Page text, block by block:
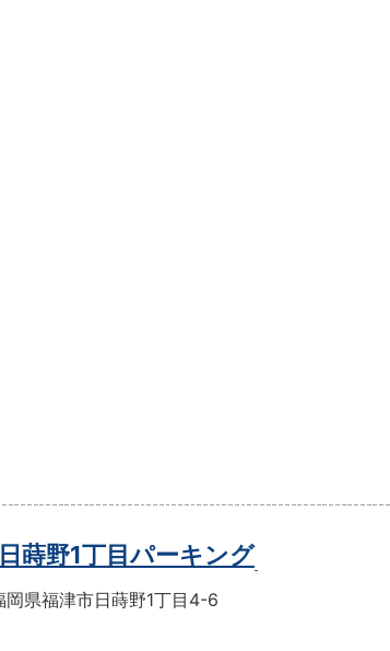
蒔野1丁目パーキング
岡県福津市日蒔野1丁目4-6